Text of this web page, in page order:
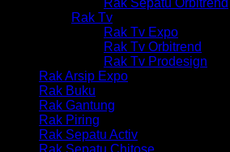
Rak Tv
Rak Tv Expo
Rak Tv Orbitrend
Rak Tv Prodesign
Rak Arsip Expo
Rak Buku
Rak Gantung
Rak Piring
Rak Sepatu Activ
Rak Sepatu Chitose